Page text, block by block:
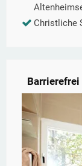
Christliche
Barrierefrei